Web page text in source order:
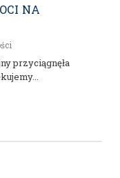
NA
przyciągnęła